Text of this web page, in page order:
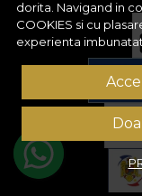
dorita. Navigand in
COOKIES si cu
experienta